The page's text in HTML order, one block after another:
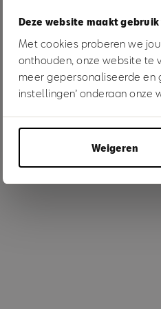
Deze website maakt gebruik
Met cookies proberen we
onthouden, onze website te
meer gepersonaliseerde en
instellingen’ onderaan onze
Weigeren